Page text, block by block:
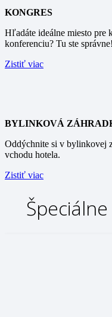
KONGRES
Hľadáte ideálne miesto pre
konferenciu? Tu ste správne!
Zistiť viac
BYLINKOVÁ
Oddýchnite si v bylinkovej
vchodu hotela.
Zistiť viac